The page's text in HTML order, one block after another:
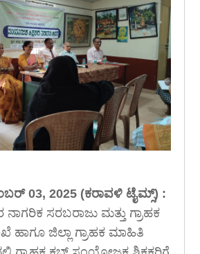
03, 2025 (ಕರಾವಳಿ ಟೈಮ್ಸ್) :
ಸರಬರಾಜು ಮತ್ತು ಗ್ರಾಹಕ
ಹಾಗೂ ಜಿಲ್ಲಾ ಗ್ರಾಹಕ ಮಾಹಿತಿ